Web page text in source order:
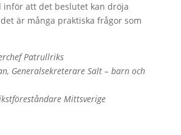
inför att det beslutet kan dröja
är många praktiska frågor som
Patrullriks
Generalsekreterare Salt – barn och
Mittsverige